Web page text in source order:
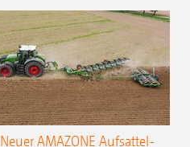
Neuer AMAZONE Aufsattel-